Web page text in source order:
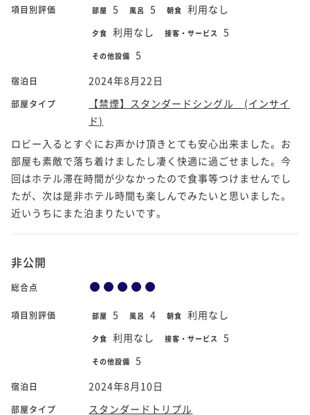
項目別評価 部屋 5 風呂 5 朝食 利用なし
夕食 利用なし 接客・サービス 5
その他設備 5
宿泊日 2024年8月22日
部屋タイプ
【禁煙】スタンダードシングル (インサイ
ド)
ロビー入るとすぐにお声かけ頂きとても安心出来ました。お
部屋も素敵で落ち着けましたし凄く快適に過ごせました。今
回はホテル滞在時間が少なかったので食事等つけませんでし
たが、次は是非ホテル時間も楽しんでみたいと思いました。
近いうちにまた泊まりたいです。
非公開
総合点
項目別評価 部屋 5 風呂 4 朝食 利用なし
夕食 利用なし 接客・サービス 5
その他設備 5
宿泊日 2024年8月10日
部屋タイプ
スタンダードトリプル